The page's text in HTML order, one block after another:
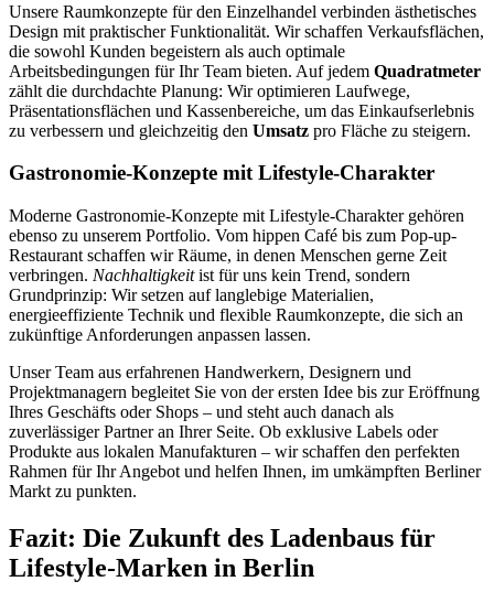
Unsere Raumkonzepte für den Einzelhandel verbinden ästhetisches
Design mit praktischer Funktionalität. Wir schaffen Verkaufsflächen,
die sowohl Kunden begeistern als auch optimale
Arbeitsbedingungen für Ihr Team bieten. Auf jedem Quadratmeter
zählt die durchdachte Planung: Wir optimieren Laufwege,
Präsentationsflächen und Kassenbereiche, um das Einkaufserlebnis
zu verbessern und gleichzeitig den Umsatz pro Fläche zu steigern.
Gastronomie-Konzepte mit Lifestyle-Charakter
Moderne Gastronomie-Konzepte mit Lifestyle-Charakter gehören
ebenso zu unserem Portfolio. Vom hippen Café bis zum Pop-up-
Restaurant schaffen wir Räume, in denen Menschen gerne Zeit
verbringen. Nachhaltigkeitist für uns kein Trend, sondern
Grundprinzip: Wir setzen auf langlebige Materialien,
energieeffiziente Technik und flexible Raumkonzepte, die sich an
zukünftige Anforderungen anpassen lassen.
Unser Team aus erfahrenen Handwerkern, Designern und
Projektmanagern begleitet Sie von der ersten Idee bis zur Eröffnung
Ihres Geschäfts oder Shops – und steht auch danach als
zuverlässiger Partner an Ihrer Seite. Ob exklusive Labels oder
Produkte aus lokalen Manufakturen – wir schaffen den perfekten
Rahmen für Ihr Angebot und helfen Ihnen, im umkämpften Berliner
Markt zu punkten.
Fazit: Die Zukunft des Ladenbaus für
Lifestyle-Marken in Berlin